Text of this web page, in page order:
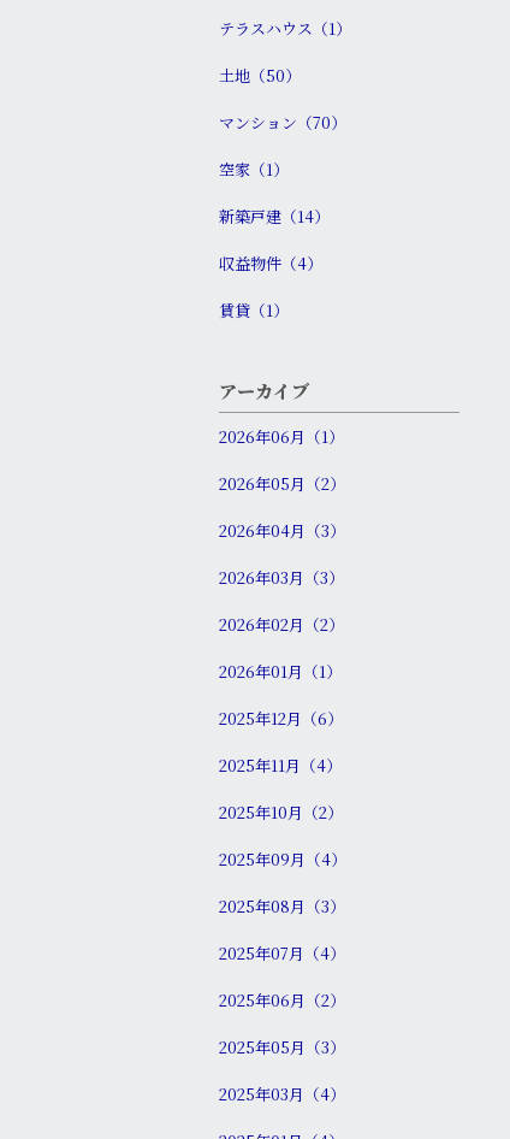
テラスハウス（1）
土地（50）
マンション（70）
空家（1）
新築戸建（14）
収益物件（4）
賃貸（1）
アーカイブ
2026年06月（1）
2026年05月（2）
2026年04月（3）
2026年03月（3）
2026年02月（2）
2026年01月（1）
2025年12月（6）
2025年11月（4）
2025年10月（2）
2025年09月（4）
2025年08月（3）
2025年07月（4）
2025年06月（2）
2025年05月（3）
2025年03月（4）